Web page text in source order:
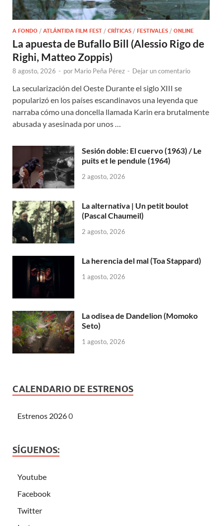
A FONDO / ATLÁNTIDA FILM FEST / CRÍTICAS / FESTIVALES / ONLINE
La apuesta de Bufallo Bill (Alessio Rigo de
Righi, Matteo Zoppis)
8 agosto, 2026 - por Mario Peña Pérez - Dejar un comentario
La secularización del Oeste Durante el siglo XIII se
popularizó en los países escandinavos una leyenda que
narraba cómo una doncella llamada Karin era brutalmente
abusada y asesinada por unos …
Sesión doble: El cuervo (1963) / Le
puits et le pendule (1964)
2 agosto, 2026
La alternativa | Un petit boulot
(Pascal Chaumeil)
2 agosto, 2026
La herencia del mal (Toa Stappard)
1 agosto, 2026
La odisea de Dandelion (Momoko
Seto)
1 agosto, 2026
CALENDARIO DE ESTRENOS
Estrenos 20260
SÍGUENOS:
Youtube
Facebook
Twitter